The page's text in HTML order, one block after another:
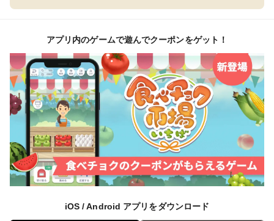
アプリ内のゲームで遊んでクーポンをゲット！
iOS / Android アプリをダウンロード